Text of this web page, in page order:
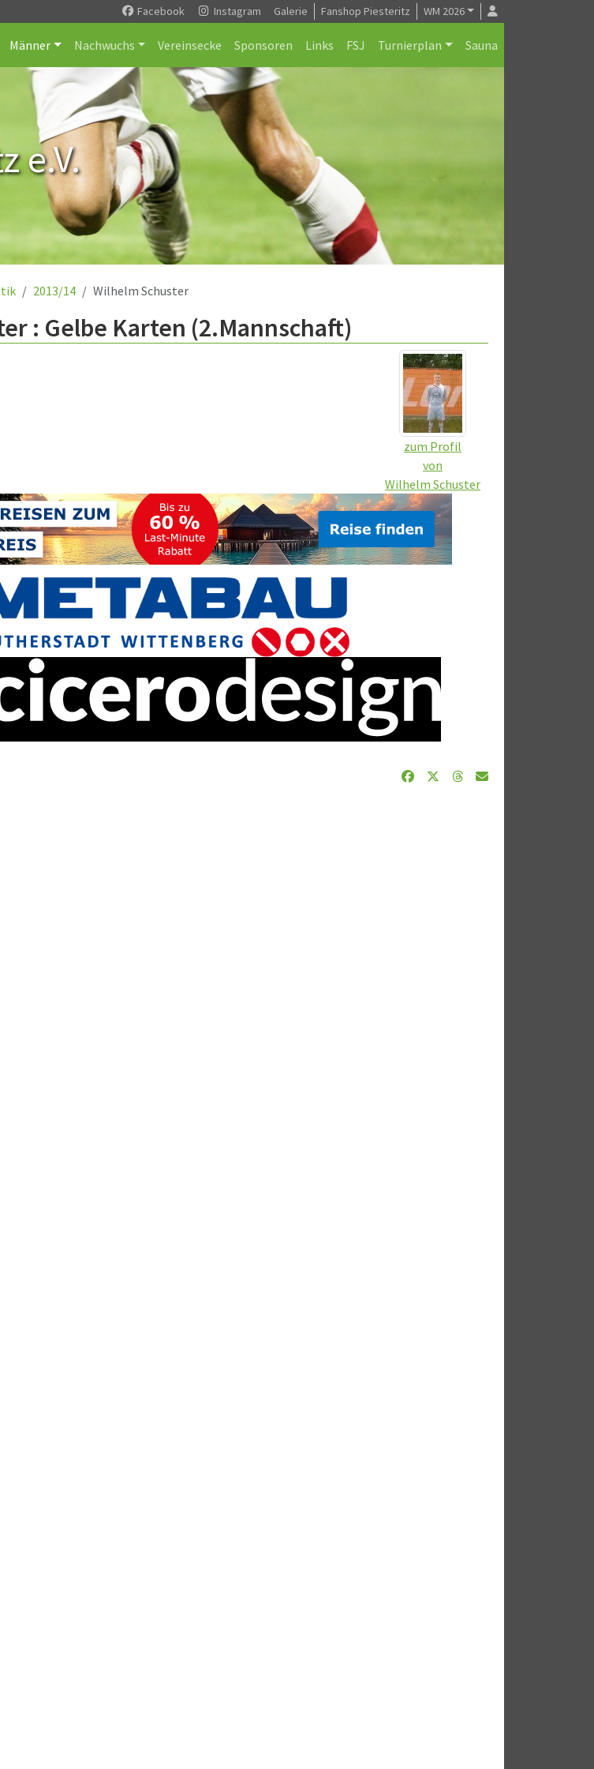
Facebook Instagram Galerie Fanshop Piesteritz WM 2026
Männer Nachwuchs Vereinsecke Sponsoren Links FSJ Turnierplan Sauna
e.V.
2013/14 Wilhelm Schuster
: Gelbe Karten (2.Mannschaft)
zum Profil
von
Wilhelm Schuster